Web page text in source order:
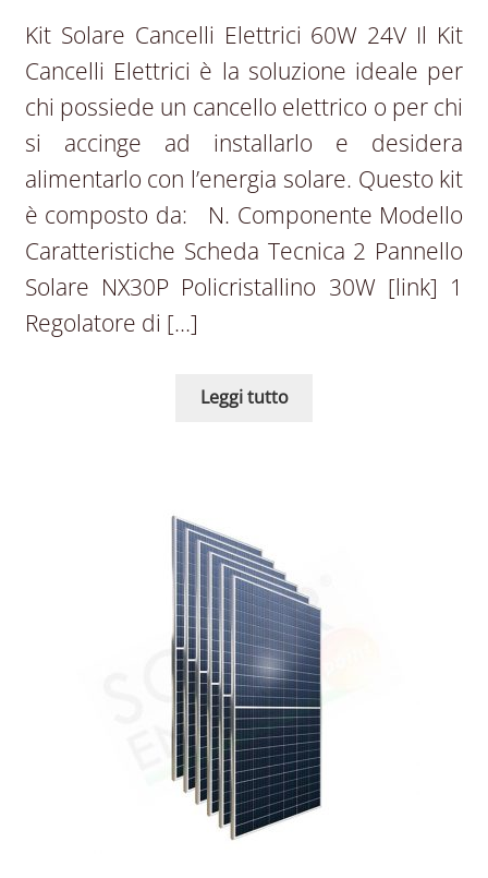
Kit Solare Cancelli Elettrici 60W 24V Il Kit
Cancelli Elettrici è la soluzione ideale per
chi possiede un cancello elettrico o per chi
si accinge ad installarlo e desidera
alimentarlo con l’energia solare. Questo kit
è composto da: N. Componente Modello
Caratteristiche Scheda Tecnica 2 Pannello
Solare NX30P Policristallino 30W [link] 1
Regolatore di […]
Leggi tutto